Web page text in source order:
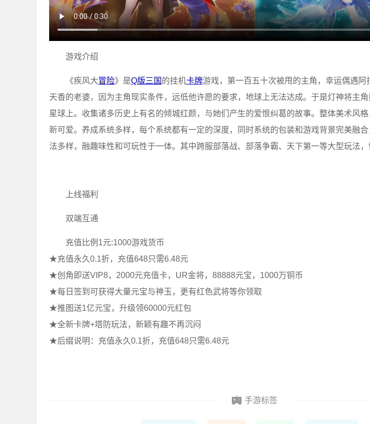
游戏介绍
《疾风大冒险》是Q版三国 的挂机卡牌游戏，第一百五十次被甩的主角，幸运偶遇
天香的老婆，因为主角现实条件，远低他许愿的要求，地球上无法达成。于是灯神将主
星球上。收集诸多历史上有名的倾城红颜，与她们产生的爱恨纠葛的故事。整体美术风格
新可爱。养成系统多样，每个系统都有一定的深度，同时系统的包装和游戏背景完美融
法多样，融趣味性和可玩性于一体。其中跨服部落战、部落争霸、天下第一等大型玩法，
上线福利
双端互通
充值比例1元:1000游戏货币
★充值永久0.1折，充值648只需6.48元
★创角即送VIP8，2000元充值卡，UR金将，88888元宝，1000万铜币
★每日签到可获得大量元宝与神玉，更有红色武将等你领取
★推图送1亿元宝，升级领60000元红包
★全新卡牌+塔防玩法，新颖有趣不再沉闷
★后缀说明：充值永久0.1折，充值648只需6.48元
手游标签